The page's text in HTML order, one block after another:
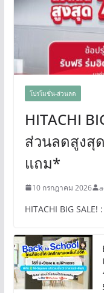
โปรโมชั่น-ส่วนลด
HITACHI
ส่วนลดสูงสุ
แถม*
10 กรกฎาคม 2026
HITACHI BIG SALE! :